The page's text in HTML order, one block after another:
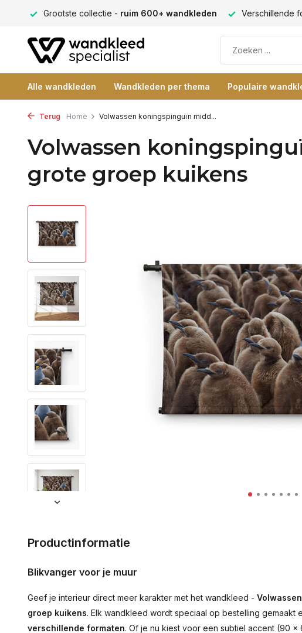
Verschillende formaten - altijd een passende maat Vele
Alle wandkleden Wandkleden per thema Populaire
Terug Home Volwassen koningspinguïn midd...
Volwassen
grote groep kuikens
Productinformatie
Blikvanger voor je muur
Geef je interieur direct meer karakter met het wandkleed -
groep kuikens. Elk wandkleed wordt speciaal op bestelling gemaakt
verschillende formaten. Of je nu kiest voor een subtiel accent (90